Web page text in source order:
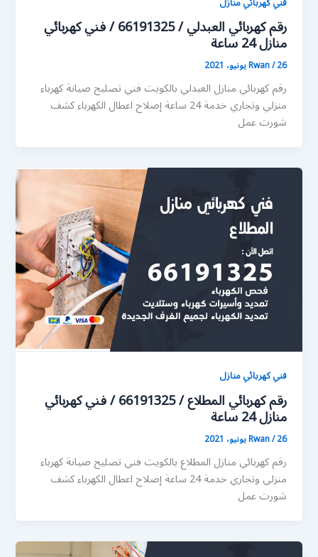
رقم كهربائي العبدلي / 66191325 / فني كهربائي
منازل 24 ساعة
Rwan/26 يونيو، 2021
رقم كهربائي منازل العبدلي بالكويت فني تصليح صيانة كهرباء
منزلي وتجاري خدمة 24 ساعة إصلاح اعطال الكهرباء كشف
شورت عمل
فني كهربائي منازل
رقم كهربائي المطلاع / 66191325 / فني كهربائي
منازل 24 ساعة
Rwan/26 يونيو، 2021
رقم كهربائي منازل المطلاع بالكويت فني تصليح صيانة كهرباء
منزلي وتجاري خدمة 24 ساعة إصلاح اعطال الكهرباء كشف
شورت عمل